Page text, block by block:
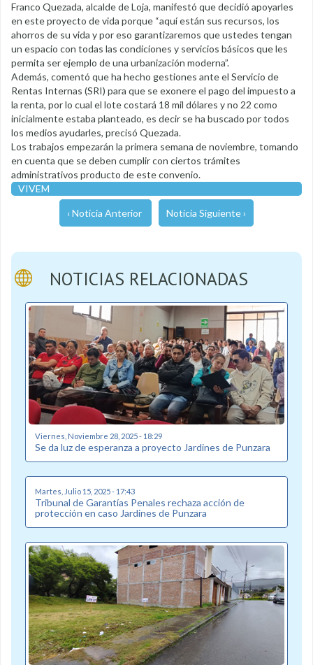
Franco Quezada, alcalde de Loja, manifestó que decidió apoyarles
en este proyecto de vida porque “aquí están sus recursos, los
ahorros de su vida y por eso garantizaremos que ustedes tengan
un espacio con todas las condiciones y servicios básicos que les
permita ser ejemplo de una urbanización moderna”.
Además, comentó que ha hecho gestiones ante el Servicio de
Rentas Internas (SRI) para que se exonere el pago del impuesto a
la renta, por lo cual el lote costará 18 mil dólares y no 22 como
inicialmente estaba planteado, es decir se ha buscado por todos
los medios ayudarles, precisó Quezada.
Los trabajos empezarán la primera semana de noviembre, tomando
en cuenta que se deben cumplir con ciertos trámites
administrativos producto de este convenio.
VIVEM
‹ Noticia Anterior Noticia Siguiente ›
NOTICIAS RELACIONADAS
Viernes, Noviembre 28, 2025 - 18:29
Se da luz de esperanza a proyecto Jardines de Punzara
Martes, Julio 15, 2025 - 17:43
Tribunal de Garantías Penales rechaza acción de
protección en caso Jardines de Punzara